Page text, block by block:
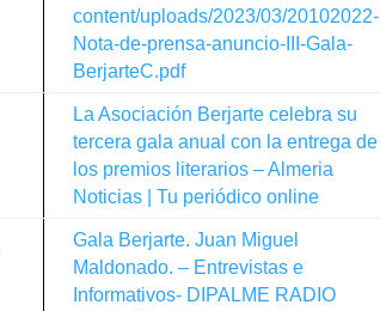
content/uploads/2023/03/20102022-
Nota-de-prensa-anuncio-III-Gala-
BerjarteC.pdf
La Asociación Berjarte celebra su
tercera gala anual con la entrega de
los premios literarios – Almeria
Noticias | Tu periódico online
Gala Berjarte. Juan Miguel
Maldonado. – Entrevistas e
Informativos- DIPALME RADIO